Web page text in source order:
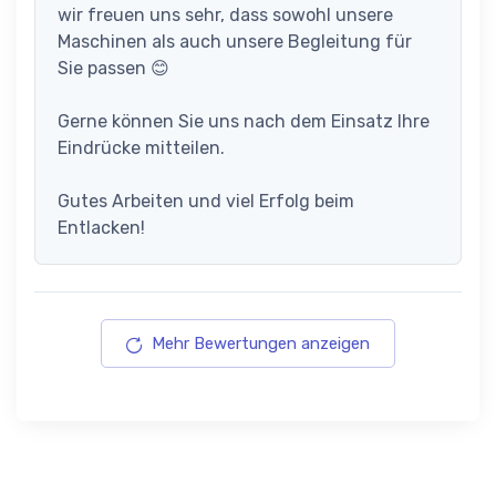
wir freuen uns sehr, dass sowohl unsere
Maschinen als auch unsere Begleitung für
Sie passen 😊
Gerne können Sie uns nach dem Einsatz Ihre
Eindrücke mitteilen.
Gutes Arbeiten und viel Erfolg beim
Entlacken!
Mehr Bewertungen anzeigen